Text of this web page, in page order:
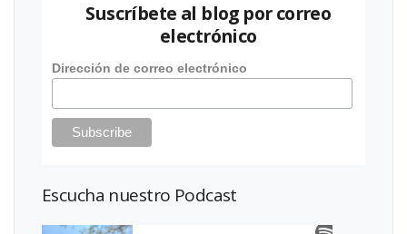
Suscríbete al blog por correo
electrónico
Dirección de correo electrónico
Escucha nuestro Podcast